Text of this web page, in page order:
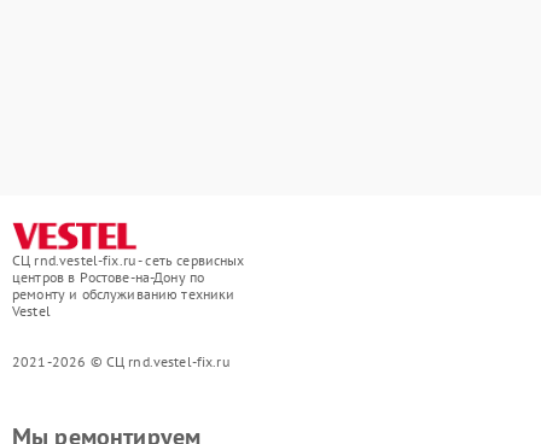
СЦ rnd.vestel-fix.ru - сеть сервисных
центров в Ростове-на-Дону по
ремонту и обслуживанию техники
Vestel
2021-2026 © СЦ rnd.vestel-fix.ru
Мы ремонтируем